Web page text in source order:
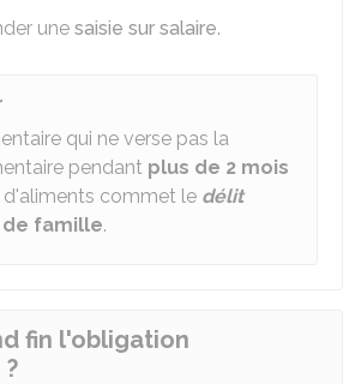
une saisie sur salaire.
qui ne verse pas la
pendant plus de 2 mois
d'aliments commet le délit
famille.
fin l'obligation